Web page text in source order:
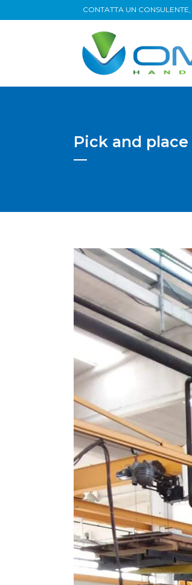
CONTATTA UN CONSULENTE,
Pick and place